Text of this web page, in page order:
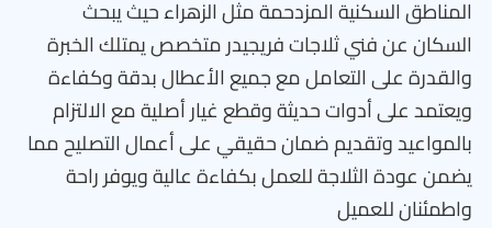
المناطق السكنية المزدحمة مثل الزهراء حيث يبحث
السكان عن فني ثلاجات فريجيدر متخصص يمتلك الخبرة
والقدرة على التعامل مع جميع الأعطال بدقة وكفاءة
ويعتمد على أدوات حديثة وقطع غيار أصلية مع الالتزام
بالمواعيد وتقديم ضمان حقيقي على أعمال التصليح مما
يضمن عودة الثلاجة للعمل بكفاءة عالية ويوفر راحة
واطمئنان للعميل